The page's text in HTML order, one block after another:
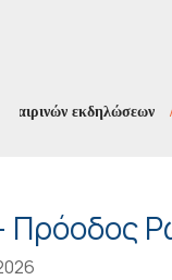
εκδηλώσεων //
Πρόοδος